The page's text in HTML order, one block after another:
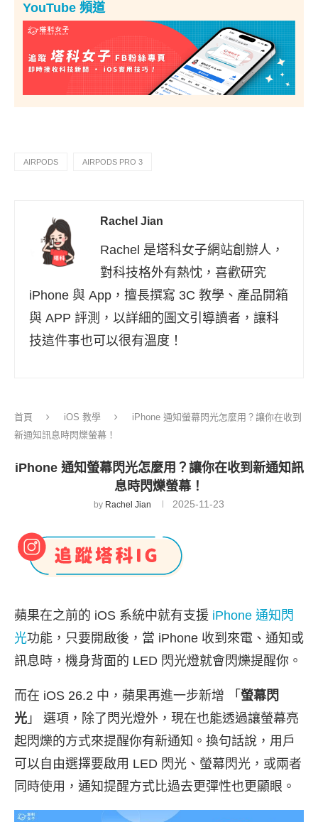
YouTube 頻道
AIRPODS AIRPODS PRO 3
Rachel Jian
Rachel 是塔科女子網站創辦人，
對科技格外有熱忱，喜歡研究
iPhone 與 App，擅長撰寫 3C 教學、產品開箱
與 APP 評測，以詳細的圖文引導讀者，讓科
技這件事也可以很有溫度！
首頁 iOS 教學
iPhone 通知螢幕閃光怎麼用？讓你在收到
新通知訊息時閃爍螢幕！
iPhone 通知螢幕閃光怎麼用？讓你在收到新通知訊
息時閃爍螢幕！
by Rachel Jian 2025-11-23
蘋果在之前的 iOS 系統中就有支援 iPhone 通知閃
光功能，只要開啟後，當 iPhone 收到來電、通知或
訊息時，機身背面的 LED 閃光燈就會閃爍提醒你。
而在 iOS 26.2 中，蘋果再進一步新增 「 螢幕閃
光 」 選項，除了閃光燈外，現在也能透過讓螢幕亮
起閃爍的方式來提醒你有新通知。換句話說，用戶
可以自由選擇要啟用 LED 閃光、螢幕閃光，或兩者
同時使用，通知提醒方式比過去更彈性也更顯眼。